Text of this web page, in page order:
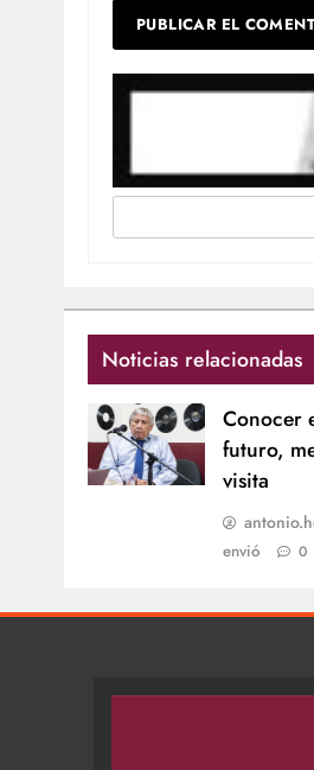
Noticias relacionadas
Conocer
futuro,
visita
envió
0